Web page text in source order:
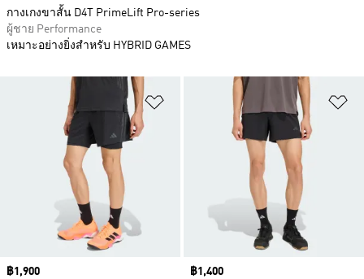
เพิ่มไปยังรายการสินค้าโปรด
Price
฿1,900
Price
฿1,400
กางเกงขาสั้น D4T PrimeLift Pro-series
ผู้ชาย Performance
เหมาะอย่างยิ่งสำหรับ HYBRID GAMES